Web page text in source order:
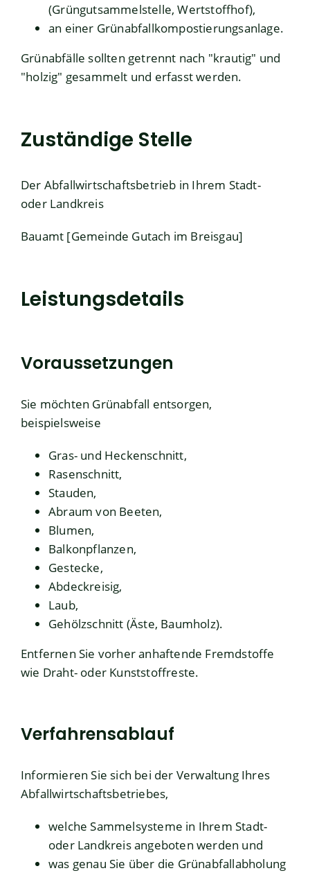
(Grüngutsammelstelle, Wertstoffhof),
an einer Grünabfallkompostierungsanlage.
Grünabfälle sollten getrennt nach "krautig" und
"holzig" gesammelt und erfasst werden.
Zuständige Stelle
Der Abfallwirtschaftsbetrieb in Ihrem Stadt-
oder Landkreis
Bauamt [Gemeinde Gutach im Breisgau]
Leistungsdetails
Voraussetzungen
Sie möchten Grünabfall entsorgen,
beispielsweise
Gras- und Heckenschnitt,
Rasenschnitt,
Stauden,
Abraum von Beeten,
Blumen,
Balkonpflanzen,
Gestecke,
Abdeckreisig,
Laub,
Gehölzschnitt (Äste, Baumholz).
Entfernen Sie vorher anhaftende Fremdstoffe
wie Draht- oder Kunststoffreste.
Verfahrensablauf
Informieren Sie sich bei der Verwaltung Ihres
Abfallwirtschaftsbetriebes,
welche Sammelsysteme in Ihrem Stadt-
oder Landkreis angeboten werden und
was genau Sie über die Grünabfallabholung